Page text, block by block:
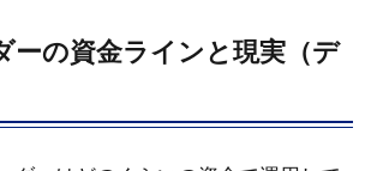
ーの資金ラインと現実（デ